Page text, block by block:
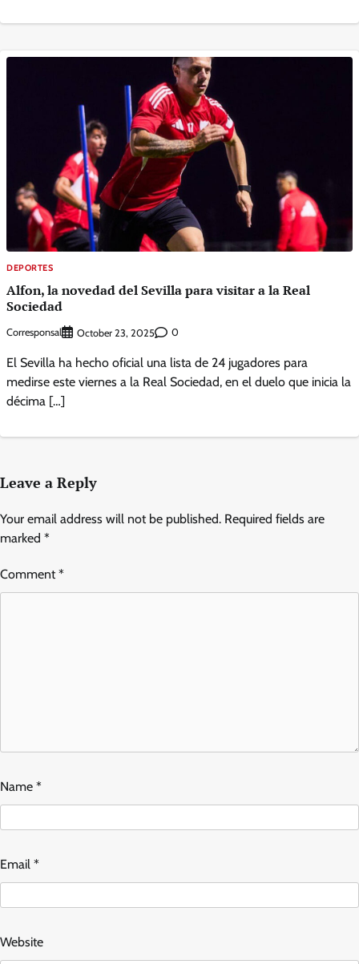
DEPORTES
Alfon, la novedad del Sevilla para visitar a la Real
Sociedad
Corresponsal October 23, 2025 0
El Sevilla ha hecho oficial una lista de 24 jugadores para
medirse este viernes a la Real Sociedad, en el duelo que inicia la
décima […]
Leave a Reply
Your email address will not be published. Required fields are
marked *
Comment*
Name *
Email *
Website